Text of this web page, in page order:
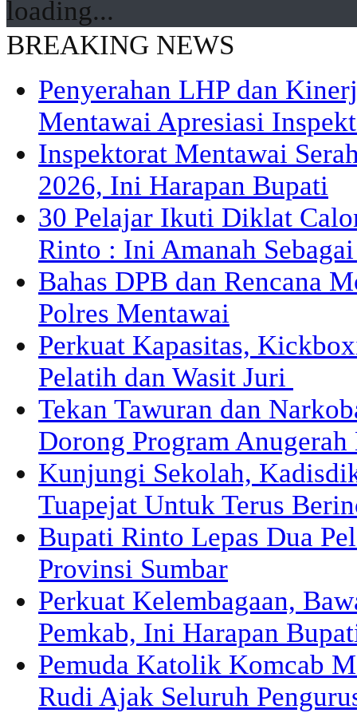
BREAKING NEWS
Penyerahan LHP dan
Mentawai Apresiasi
Inspektorat Mentawai
2026, Ini Harapan Bupati
30 Pelajar Ikuti Diklat
Rinto : Ini Amanah
Bahas DPB dan Rencana
Polres Mentawai
Perkuat Kapasitas,
Pelatih dan Wasit Juri
Tekan Tawuran dan
Dorong Program
Kunjungi Sekolah,
Tuapejat Untuk Terus
Bupati Rinto Lepas Dua
Provinsi Sumbar
Perkuat Kelembagaan,
Pemkab, Ini Harapan
Pemuda Katolik Komcab
Rudi Ajak Seluruh